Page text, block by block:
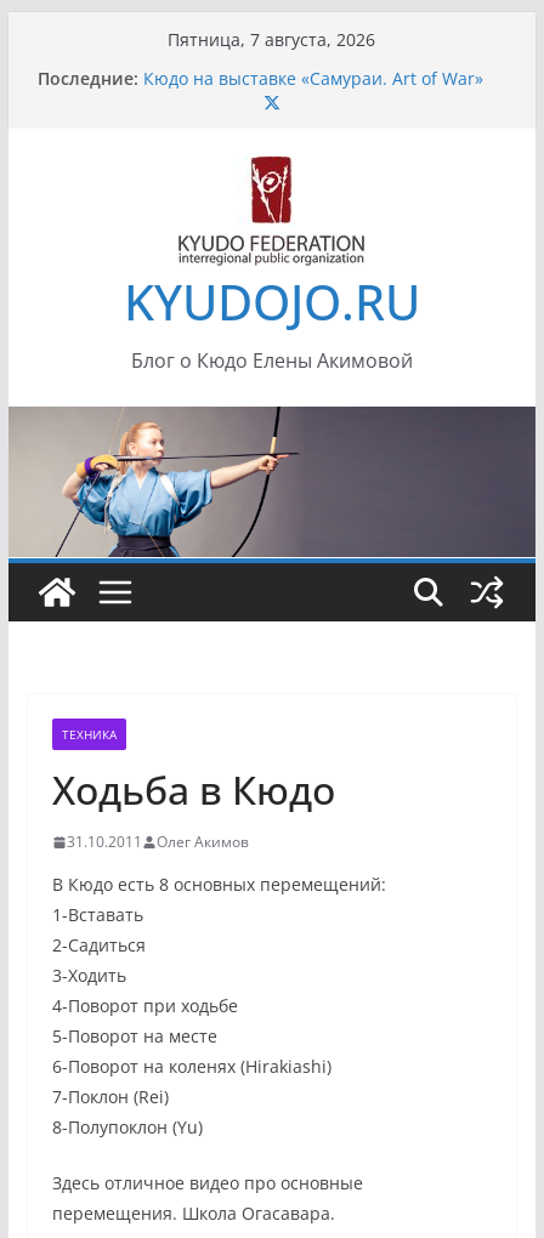
содержимому
Пятница, 7 августа, 2026
Последние: Кюдо на выставке «Самураи. Art of War»
Санкт-Петербург
Усилия при натяжении лука
Летний Кюдо сезон 2012
Семинар Ино Сенсея 7-8 июля 2012 в
Истре, додзе «Сейдокан»
KYUDOJO.RU
Блог о Кюдо Елены Акимовой
ТЕХНИКА
Ходьба в Кюдо
31.10.2011 Олег Акимов
В Кюдо есть 8 основных перемещений:
1-Вставать
2-Садиться
3-Ходить
4-Поворот при ходьбе
5-Поворот на месте
6-Поворот на коленях (Hirakiashi)
7-Поклон (Rei)
8-Полупоклон (Yu)
Здесь отличное видео про основные
перемещения. Школа Огасавара.